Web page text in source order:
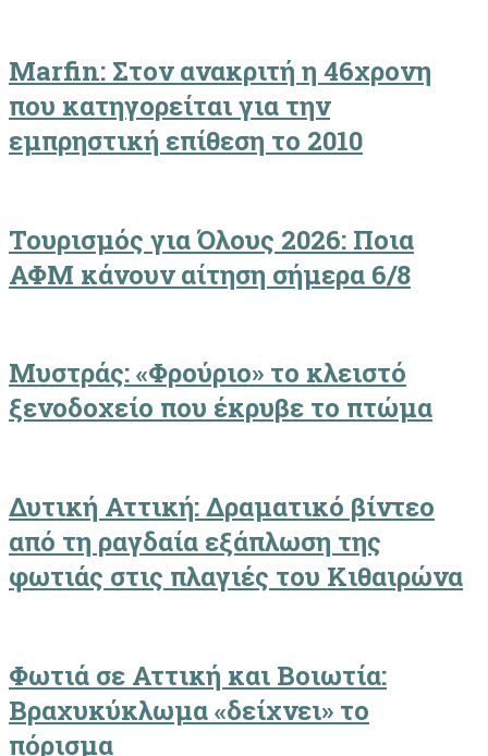
Marfin: Στον ανακριτή η 46χρονη
που κατηγορείται για την
εμπρηστική επίθεση το 2010
Τουρισμός για Όλους 2026: Ποια
ΑΦΜ κάνουν αίτηση σήμερα 6/8
Μυστράς: «Φρούριο» το κλειστό
ξενοδοχείο που έκρυβε το πτώμα
Δυτική Αττική: Δραματικό βίντεο
από τη ραγδαία εξάπλωση της
φωτιάς στις πλαγιές του Κιθαιρώνα
Φωτιά σε Αττική και Βοιωτία:
Βραχυκύκλωμα «δείχνει» το
πόρισμα